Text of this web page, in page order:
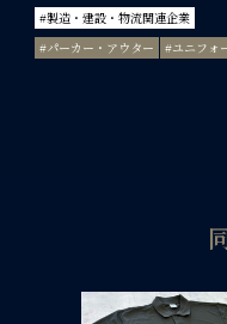
#製造・建設・物流関連企業
#パーカー・アウター
#ユニフォ